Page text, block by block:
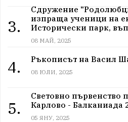
3.
Сдружение
изпраща ученици на
Исторически парк,
дискриминацията
08 МАЙ, 2025
4. Ръкописът на Васил
08 ЮЛИ, 2025
5.
Световно първенство
Карлово - Балканиада
05 ЯНУ, 2025